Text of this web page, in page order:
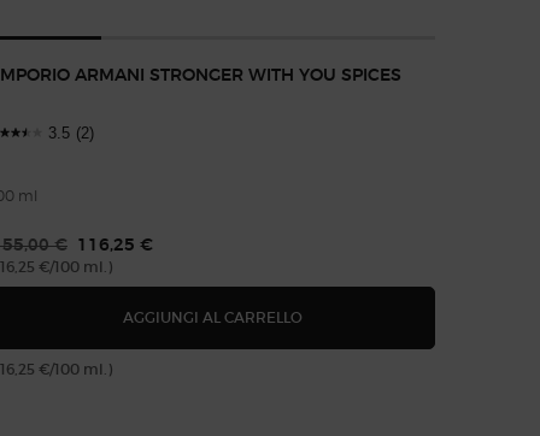
ARMANI STRONGER WITH YOU SPICES
3.5 (2)
ml
vecchio
€ Prezzo nuovo
116,25 €
€/100 ml.)
AGGIUNGI AL CARRELLO
€/100 ml.)